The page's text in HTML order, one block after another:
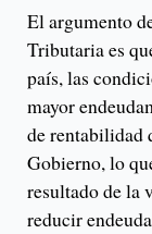
El argumento
Tributaria es
país, las
mayor
de rentabilidad
Gobierno, lo
resultado de la
reducir